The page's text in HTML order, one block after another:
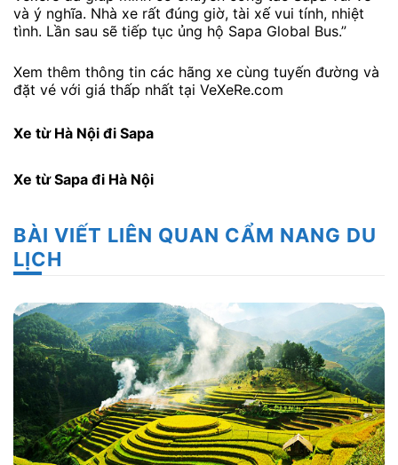
và ý nghĩa. Nhà xe rất đúng giờ, tài xế vui tính, nhiệt
tình. Lần sau sẽ tiếp tục ủng hộ Sapa Global Bus.”
Xem thêm thông tin các hãng xe cùng tuyến đường và
đặt vé với giá thấp nhất tại VeXeRe.com
Xe từ Hà Nội đi Sapa
Xe từ Sapa đi Hà Nội
BÀI VIẾT LIÊN QUAN CẨM NANG DU
LỊCH